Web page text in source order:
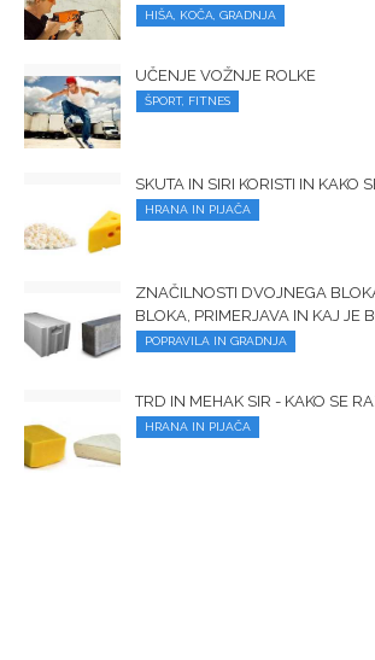
HIŠA, KOČA, GRADNJA
UČENJE VOŽNJE ROLKE
ŠPORT, FITNES
SKUTA IN SIRI KORISTI IN KAKO
HRANA IN PIJAČA
ZNAČILNOSTI DVOJNEGA
BLOKA, PRIMERJAVA IN KAJ JE
POPRAVILA IN GRADNJA
TRD IN MEHAK SIR - KAKO SE
HRANA IN PIJAČA